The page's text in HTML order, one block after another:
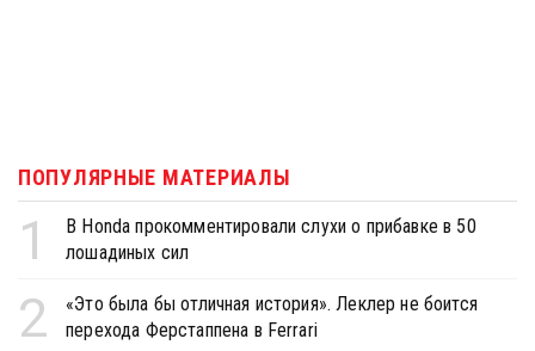
ПОПУЛЯРНЫЕ МАТЕРИАЛЫ
1
В Honda прокомментировали слухи о прибавке в 50
лошадиных сил
2
«Это была бы отличная история». Леклер не боится
перехода Ферстаппена в Ferrari